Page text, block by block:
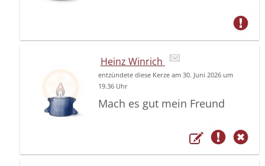
Heinz Winrich
entzündete diese Kerze am 30. Juni 2026 um
19.36 Uhr
Mach es gut mein Freund